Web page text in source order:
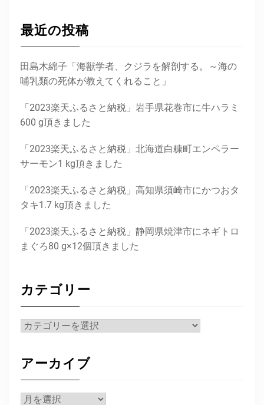
最近の投稿
田島木綿子「海獣学者、クジラを解剖する。～海の
哺乳類の死体が教えてくれること」
「2023楽天ふるさと納税」岩手県花巻市に牛ハラミ
600 g頂きました
「2023楽天ふるさと納税」北海道白糠町エンペラー
サーモン1 kg頂きました
「2023楽天ふるさと納税」高知県須崎市にかつおタ
タキ1.7 kg頂きました
「2023楽天ふるさと納税」静岡県焼津市にネギトロ
まぐろ80 g×12個頂きました
カテゴリー
カ
リ
ー
アーカイブ
ア